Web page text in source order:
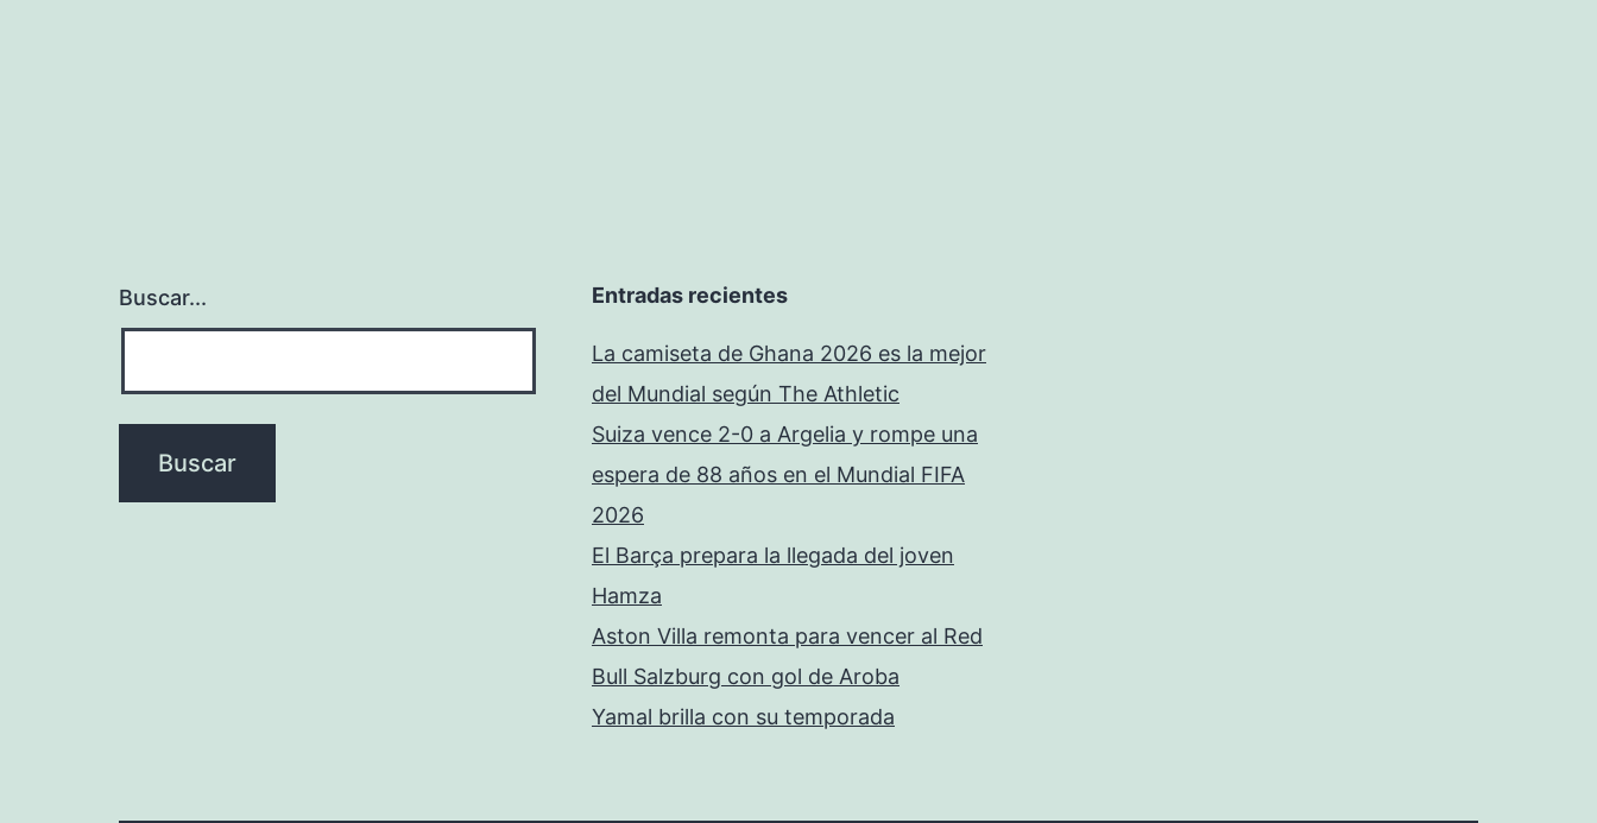
Buscar... Entradas recientes
La camiseta de Ghana 2026 es la mejor
del Mundial según The Athletic
Suiza vence 2-0 a Argelia y rompe una
espera de 88 años en el Mundial FIFA
2026
El Barça prepara la llegada del joven
Hamza
Aston Villa remonta para vencer al Red
Bull Salzburg con gol de Aroba
Yamal brilla con su temporada